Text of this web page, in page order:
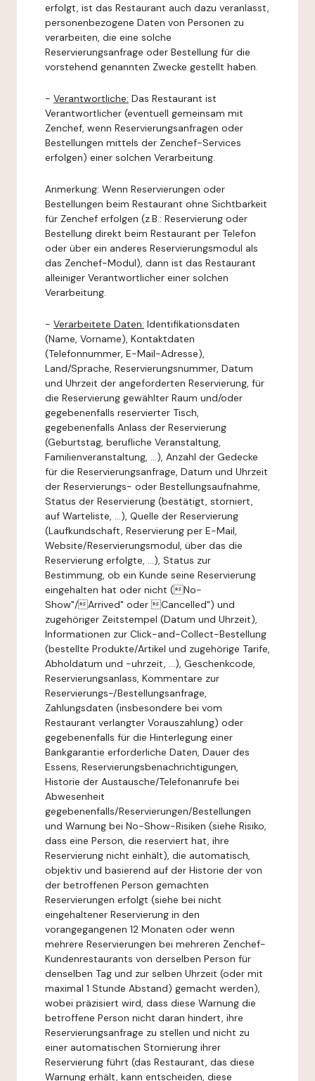
erfolgt, ist das Restaurant auch dazu veranlasst,
personenbezogene Daten von Personen zu
verarbeiten, die eine solche
Reservierungsanfrage oder Bestellung für die
vorstehend genannten Zwecke gestellt haben.
- Verantwortliche: Das Restaurant ist
Verantwortlicher (eventuell gemeinsam mit
Zenchef, wenn Reservierungsanfragen oder
Bestellungen mittels der Zenchef-Services
erfolgen) einer solchen Verarbeitung.
Anmerkung: Wenn Reservierungen oder
Bestellungen beim Restaurant ohne Sichtbarkeit
für Zenchef erfolgen (z.B.: Reservierung oder
Bestellung direkt beim Restaurant per Telefon
oder über ein anderes Reservierungsmodul als
das Zenchef-Modul), dann ist das Restaurant
alleiniger Verantwortlicher einer solchen
Verarbeitung.
- Verarbeitete Daten: Identifikationsdaten
(Name, Vorname), Kontaktdaten
(Telefonnummer, E-Mail-Adresse),
Land/Sprache, Reservierungsnummer, Datum
und Uhrzeit der angeforderten Reservierung, für
die Reservierung gewählter Raum und/oder
gegebenenfalls reservierter Tisch,
gegebenenfalls Anlass der Reservierung
(Geburtstag, berufliche Veranstaltung,
Familienveranstaltung, ...), Anzahl der Gedecke
für die Reservierungsanfrage, Datum und Uhrzeit
der Reservierungs- oder Bestellungsaufnahme,
Status der Reservierung (bestätigt, storniert,
auf Warteliste, ...), Quelle der Reservierung
(Laufkundschaft, Reservierung per E-Mail,
Website/Reservierungsmodul, über das die
Reservierung erfolgte, ...), Status zur
Bestimmung, ob ein Kunde seine Reservierung
eingehalten hat oder nicht (No-
Show"/Arrived" oder Cancelled") und
zugehöriger Zeitstempel (Datum und Uhrzeit),
Informationen zur Click-and-Collect-Bestellung
(bestellte Produkte/Artikel und zugehörige Tarife,
Abholdatum und -uhrzeit, ...), Geschenkcode,
Reservierungsanlass, Kommentare zur
Reservierungs-/Bestellungsanfrage,
Zahlungsdaten (insbesondere bei vom
Restaurant verlangter Vorauszahlung) oder
gegebenenfalls für die Hinterlegung einer
Bankgarantie erforderliche Daten, Dauer des
Essens, Reservierungsbenachrichtigungen,
Historie der Austausche/Telefonanrufe bei
Abwesenheit
gegebenenfalls/Reservierungen/Bestellungen
und Warnung bei No-Show-Risiken (siehe Risiko,
dass eine Person, die reserviert hat, ihre
Reservierung nicht einhält), die automatisch,
objektiv und basierend auf der Historie der von
der betroffenen Person gemachten
Reservierungen erfolgt (siehe bei nicht
eingehaltener Reservierung in den
vorangegangenen 12 Monaten oder wenn
mehrere Reservierungen bei mehreren Zenchef-
Kundenrestaurants von derselben Person für
denselben Tag und zur selben Uhrzeit (oder mit
maximal 1 Stunde Abstand) gemacht werden),
wobei präzisiert wird, dass diese Warnung die
betroffene Person nicht daran hindert, ihre
Reservierungsanfrage zu stellen und nicht zu
einer automatischen Stornierung ihrer
Reservierung führt (das Restaurant, das diese
Warnung erhält, kann entscheiden, diese